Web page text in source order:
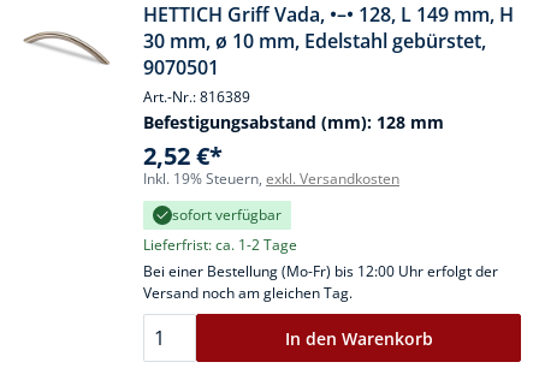
HETTICH Griff Vada, •–• 128, L 149 mm, H
30 mm, ø 10 mm, Edelstahl gebürstet,
9070501
Art.-Nr.: 816389
Befestigungsabstand (mm): 128 mm
2,52 €*
Inkl. 19% Steuern, exkl. Versandkosten
sofort verfügbar
Lieferfrist: ca. 1-2 Tage
Bei einer Bestellung (Mo-Fr) bis 12:00 Uhr erfolgt der
Versand noch am gleichen Tag.
In den Warenkorb